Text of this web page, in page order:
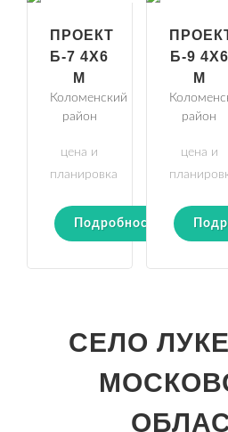
ПРОЕКТ
Б-7 4Х6
М
Коломенский
район
цена и
планировка
Подробности
Б-9 4Х6
М
район
цена и
СЕЛО